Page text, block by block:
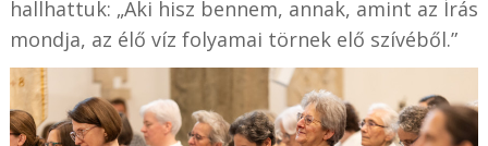
hallhattuk: „Aki hisz bennem, annak, amint az Írás
mondja, az élő víz folyamai törnek elő szívéből.”